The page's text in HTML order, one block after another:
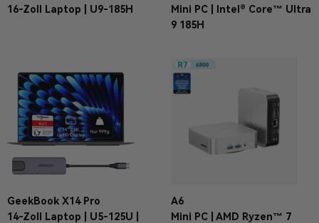
16-Zoll Laptop | U9-185H
Mini PC | Intel® Core™ Ultra
9 185H
GeekBook X14 Pro
14-Zoll Laptop | U5-125U |
A6
Mini PC | AMD Ryzen™ 7